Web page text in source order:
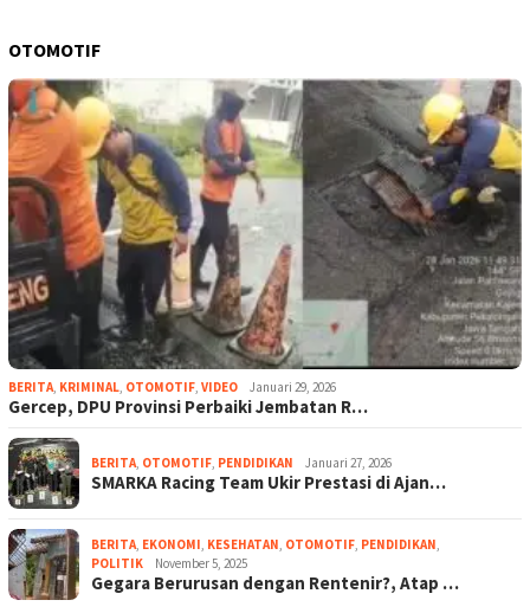
OTOMOTIF
BERITA, KRIMINAL, OTOMOTIF, VIDEO Januari 29, 2026
Gercep, DPU Provinsi Perbaiki Jembatan R…
BERITA, OTOMOTIF, PENDIDIKAN Januari 27, 2026
SMARKA Racing Team Ukir Prestasi di Ajan…
BERITA, EKONOMI, KESEHATAN, OTOMOTIF, PENDIDIKAN,
POLITIK
November 5, 2025
Gegara Berurusan dengan Rentenir?, Atap …